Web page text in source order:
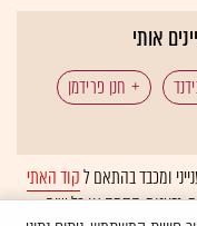
אותי
חנן פרידמן
ומכבד בהתאם לקוד האתי
גזענות, הסתה או כל שיח